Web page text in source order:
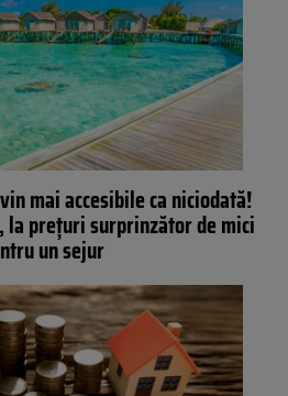
mai accesibile ca niciodată!
la prețuri surprinzător de mici
un sejur